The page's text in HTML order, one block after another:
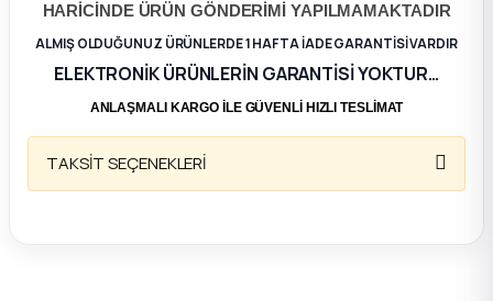
Parça
HARİCİNDE ÜRÜN GÖNDERİMİ YAPILMAMAKTADIR
ALMIŞ OLDUĞUNUZ ÜRÜNLERDE 1 HAFTA İADE GARANTİSİ VARDIR
ELEKTRONİK ÜRÜNLERİN GARANTİSİ YOKTUR…
ANLAŞMALI KARGO İLE GÜVENLİ HIZLI TESLİMAT
TAKSİT SEÇENEKLERİ